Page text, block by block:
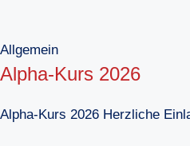
Allgemein
Alpha-Kurs 2026
Alpha-Kurs 2026 Herzliche